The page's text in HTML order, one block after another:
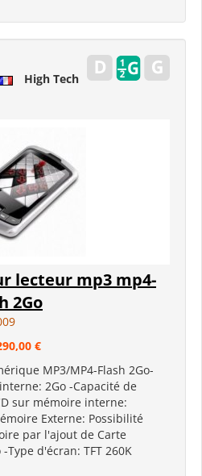
High Tech
lecteur mp3 mp4-
2Go
€
MP3/MP4-Flash 2Go-
2Go -Capacité de
sur mémoire interne:
Externe: Possibilité
par l'ajout de Carte
Type d'écran: TFT 260K